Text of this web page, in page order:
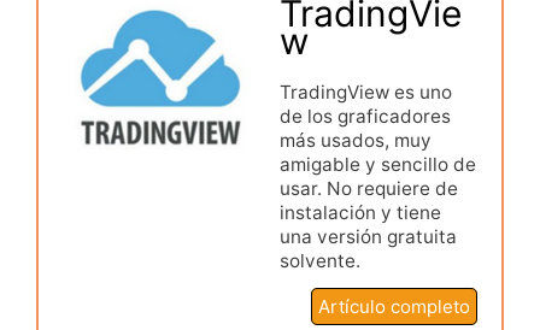
TradingVie
w
TradingView es uno
de los graficadores
más usados, muy
amigable y sencillo de
usar. No requiere de
instalación y tiene
una versión gratuita
solvente.
Artículo completo